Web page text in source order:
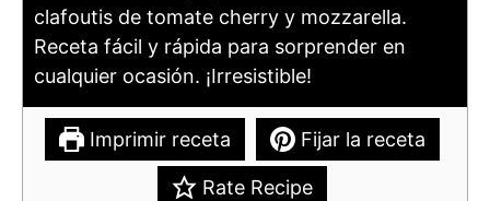
clafoutis de tomate cherry y mozzarella.
Receta fácil y rápida para sorprender en
cualquier ocasión. ¡Irresistible!
Imprimir receta Fijar la receta
Rate Recipe